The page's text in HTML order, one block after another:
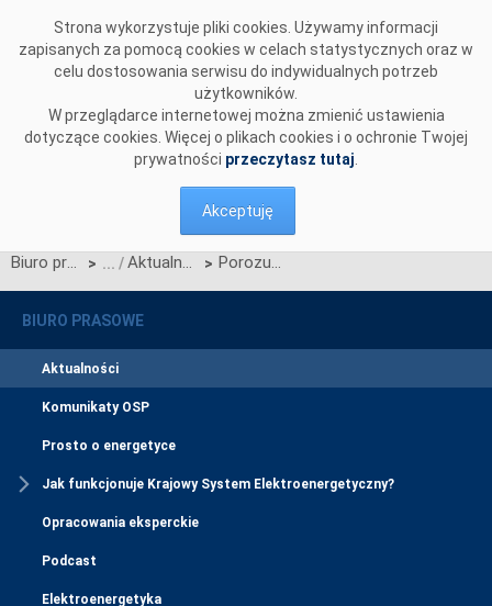
Strona wykorzystuje pliki cookies. Używamy informacji
zapisanych za pomocą cookies w celach statystycznych oraz w
celu dostosowania serwisu do indywidualnych potrzeb
użytkowników.
W przeglądarce internetowej można zmienić ustawienia
dotyczące cookies. Więcej o plikach cookies i o ochronie Twojej
prywatności przeczytasz tutaj
Akceptuję
Biuro prasowe > Aktualności > Porozumienie PSE i Sztabu Generalnego Wojska Polskiego
BIURO PRASOWE
Aktualności
Komunikaty OSP
Prosto o energetyce
Jak funkcjonuje Krajowy System Elektroenergetyczny?
Opracowania eksperckie
Podcast
Elektroenergetyka